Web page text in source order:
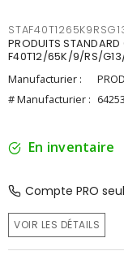
PRODUITS
F40T12/65K/9/RS/
Manufacturier :
# Manufacturier : 64253
En inventaire
Compte PRO
VOIR LES DÉTAILS